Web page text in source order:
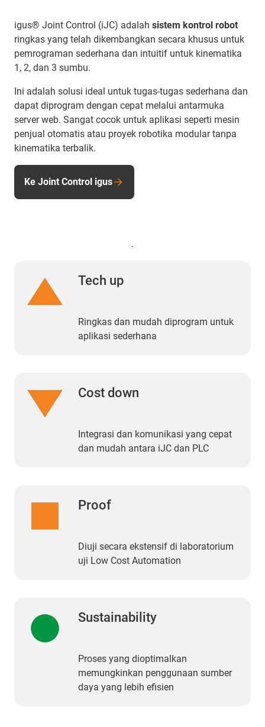
igus® Joint Control (iJC) adalah sistem kontrol robot
ringkas yang telah dikembangkan secara khusus untuk
pemrograman sederhana dan intuitif untuk kinematika
1, 2, dan 3 sumbu.
Ini adalah solusi ideal untuk tugas-tugas sederhana dan
dapat diprogram dengan cepat melalui antarmuka
server web. Sangat cocok untuk aplikasi seperti mesin
penjual otomatis atau proyek robotika modular tanpa
kinematika terbalik.
Ke Joint Control igus
.
Tech up
Ringkas dan mudah diprogram untuk
aplikasi sederhana
Cost down
Integrasi dan komunikasi yang cepat
dan mudah antara iJC dan PLC
Proof
Diuji secara ekstensif di laboratorium
uji Low Cost Automation
Sustainability
Proses yang dioptimalkan
memungkinkan penggunaan sumber
daya yang lebih efisien